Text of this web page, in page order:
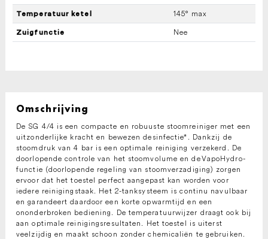
Temperatuur ketel 145° max
Zuigfunctie Nee
Omschrijving
De SG 4/4 is een compacte en robuuste stoomreiniger met een
uitzonderlijke kracht en bewezen desinfectie*. Dankzij de
stoomdruk van 4 bar is een optimale reiniging verzekerd. De
doorlopende controle van het stoomvolume en deVapoHydro-
functie (doorlopende regeling van stoomverzadiging) zorgen
ervoor dat het toestel perfect aangepast kan worden voor
iedere reinigingstaak. Het 2-tanksysteem is continu navulbaar
en garandeert daardoor een korte opwarmtijd en een
ononderbroken bediening. De temperatuurwijzer draagt ook bij
aan optimale reinigingsresultaten. Het toestel is uiterst
veelzijdig en maakt schoon zonder chemicaliën te gebruiken.